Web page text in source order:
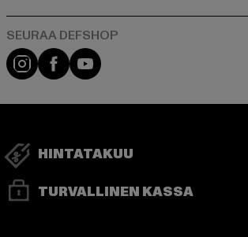
Visit our Instagram page:
Visit our Facebook page:
Visit our YouTube channel:
HINTATAKUU
TURVALLINEN KASSA